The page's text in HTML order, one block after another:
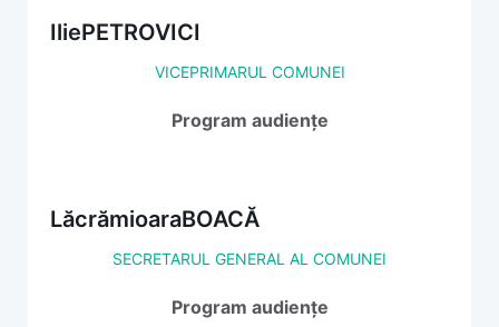
IliePETROVICI
VICEPRIMARUL COMUNEI
Program audiențe
LăcrămioaraBOACĂ
SECRETARUL GENERAL AL COMUNEI
Program audiențe